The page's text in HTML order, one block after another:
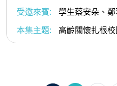
受邀來賓:
學生蔡安朵、
師；王雪珮語言治療師
本集主題: 高齡關懷扎根